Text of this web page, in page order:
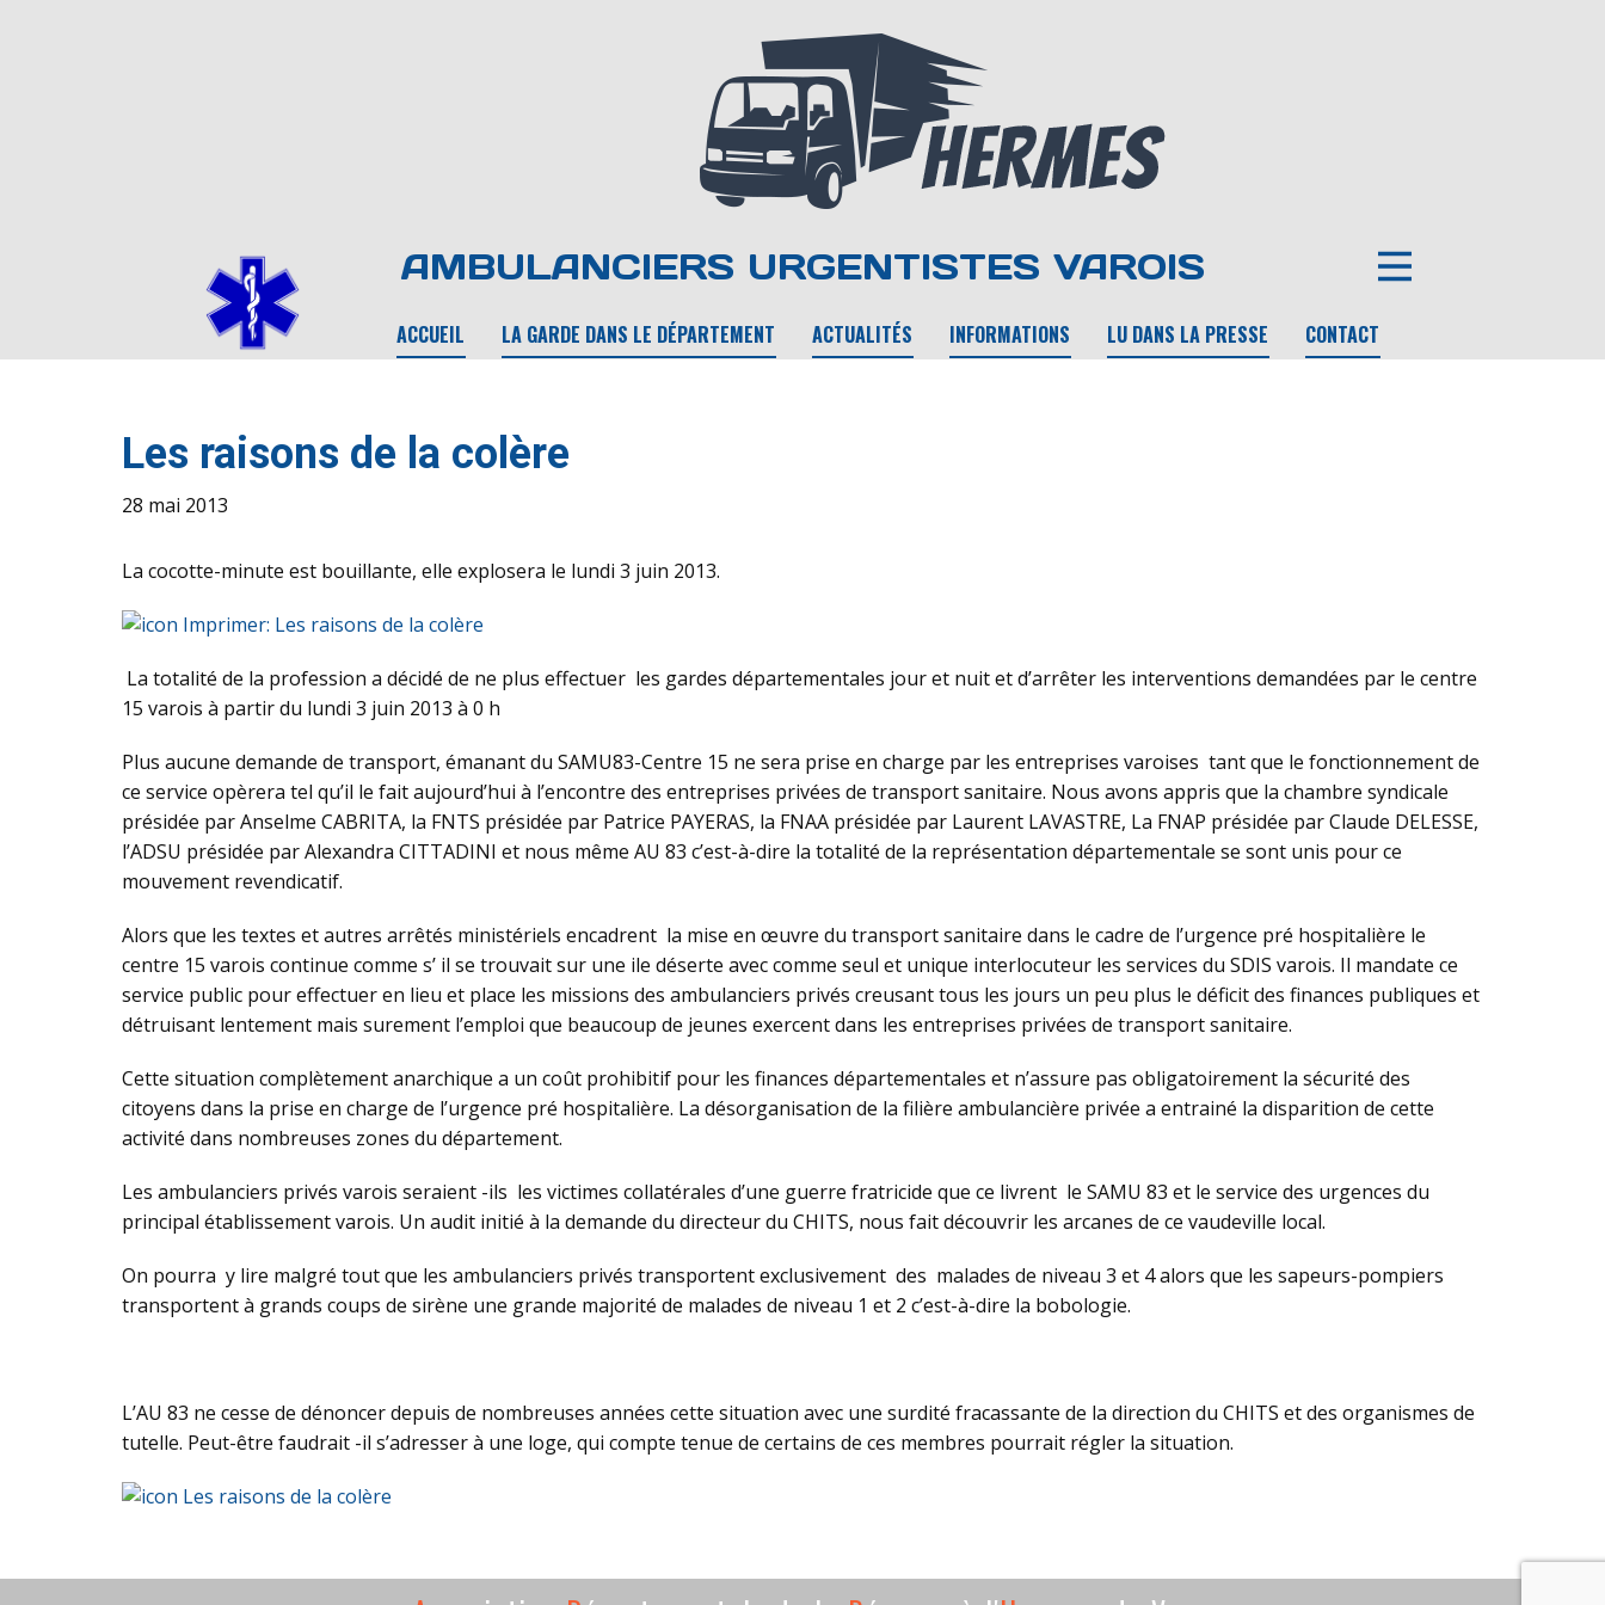
AMBULANCIERS URGENTISTES VAROIS
ACCUEIL LA GARDE DANS LE DÉPARTEMENT ACTUALITÉS INFORMATIONS LU DANS LA PRESSE CONTACT
Les raisons de la colère
28 mai 2013
La cocotte-minute est bouillante, elle explosera le lundi 3 juin 2013.
Imprimer: Les raisons de la colère
La totalité de la profession a décidé de ne plus effectuer les gardes départementales jour et nuit et d’arrêter les interventions demandées par le centre
15 varois à partir du lundi 3 juin 2013 à 0 h
Plus aucune demande de transport, émanant du SAMU83-Centre 15 ne sera prise en charge par les entreprises varoises tant que le fonctionnement de
ce service opèrera tel qu’il le fait aujourd’hui à l’encontre des entreprises privées de transport sanitaire. Nous avons appris que la chambre syndicale
présidée par Anselme CABRITA, la FNTS présidée par Patrice PAYERAS, la FNAA présidée par Laurent LAVASTRE, La FNAP présidée par Claude DELESSE,
l’ADSU présidée par Alexandra CITTADINI et nous même AU 83 c’est-à-dire la totalité de la représentation départementale se sont unis pour ce
mouvement revendicatif.
Alors que les textes et autres arrêtés ministériels encadrent la mise en œuvre du transport sanitaire dans le cadre de l’urgence pré hospitalière le
centre 15 varois continue comme s’ il se trouvait sur une ile déserte avec comme seul et unique interlocuteur les services du SDIS varois. Il mandate ce
service public pour effectuer en lieu et place les missions des ambulanciers privés creusant tous les jours un peu plus le déficit des finances publiques et
détruisant lentement mais surement l’emploi que beaucoup de jeunes exercent dans les entreprises privées de transport sanitaire.
Cette situation complètement anarchique a un coût prohibitif pour les finances départementales et n’assure pas obligatoirement la sécurité des
citoyens dans la prise en charge de l’urgence pré hospitalière. La désorganisation de la filière ambulancière privée a entrainé la disparition de cette
activité dans nombreuses zones du département.
Les ambulanciers privés varois seraient -ils les victimes collatérales d’une guerre fratricide que ce livrent le SAMU 83 et le service des urgences du
principal établissement varois. Un audit initié à la demande du directeur du CHITS, nous fait découvrir les arcanes de ce vaudeville local.
On pourra y lire malgré tout que les ambulanciers privés transportent exclusivement des malades de niveau 3 et 4 alors que les sapeurs-pompiers
transportent à grands coups de sirène une grande majorité de malades de niveau 1 et 2 c’est-à-dire la bobologie.
L’AU 83 ne cesse de dénoncer depuis de nombreuses années cette situation avec une surdité fracassante de la direction du CHITS et des organismes de
tutelle. Peut-être faudrait -il s’adresser à une loge, qui compte tenue de certains de ces membres pourrait régler la situation.
Les raisons de la colère